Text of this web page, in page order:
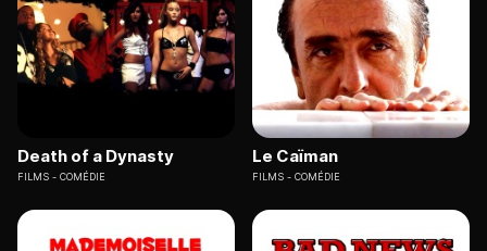
Death of a Dynasty
FILMS COMÉDIE
Le Caïman
FILMS COMÉDIE